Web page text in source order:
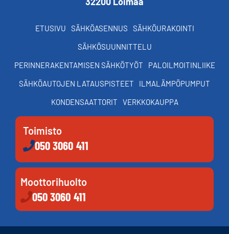
ETUSIVU SÄHKÖASENNUS
SÄHKÖURAKOINTI
SÄHKÖSUUNNITTELU
PERINNERAKENTAMISEN SÄHKÖTYÖT
PALOILMOITINLIIKE
SÄHKÖAUTOJEN LATAUSPISTEET
ILMALÄMPÖPUMPUT
KONDENSAATTORIT
VERKKOKAUPPA
Toimisto
050 3060 411
Moottorihuolto
050 3060 411